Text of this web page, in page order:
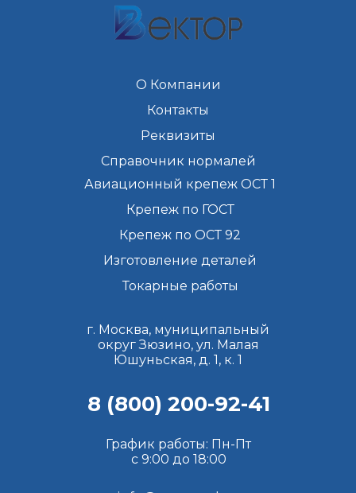
График работы: Пн-Пт
с 9:00 до 18:00
г. Москва, муниципальный
округ Зюзино, ул. Малая
Юшуньская, д. 1, к. 1
О Компании
Контакты
Реквизиты
Справочник нормалей
Авиационный крепеж ОСТ 1
Крепеж по ГОСТ
Крепеж по ОСТ 92
Изготовление деталей
Токарные работы
8 (800) 200-92-41